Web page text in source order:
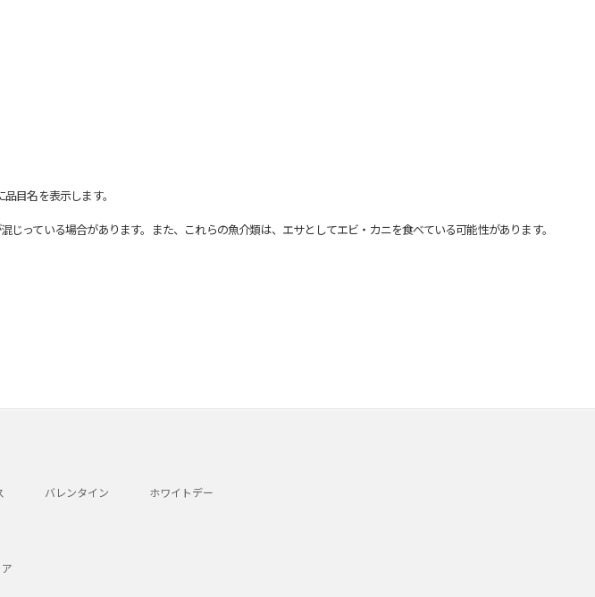
目名を表示します。
ている場合があります。また、これらの魚介類は、エサとしてエビ・カニを食べている可能性があります。
バレンタイン ホワイトデー